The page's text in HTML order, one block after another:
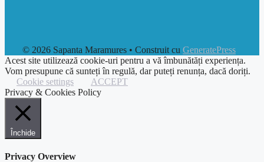
© 2026 Sapanta Maramures • Construit cu GeneratePress
Acest site utilizează cookie-uri pentru a vă îmbunătăți experiența.
Vom presupune că sunteți în regulă, dar puteți renunța, dacă doriți.
Cookie settings
ACCEPT
Privacy & Cookies Policy
Închide
Privacy Overview